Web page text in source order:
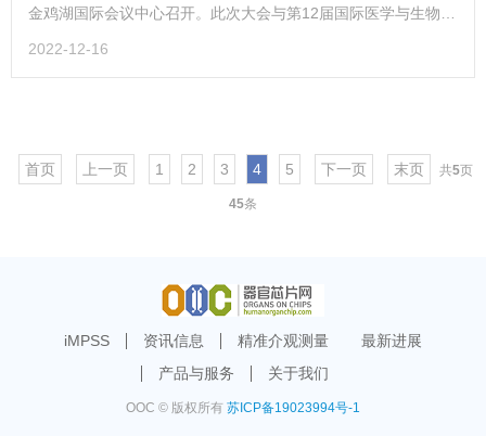
金鸡湖国际会议中心召开。此次大会与第12届国际医学与生物工
12th IFMBE Asian Pacific Conferenc...
2022-12-16
首页 上一页 1 2 3 4 5 下一页 末页 共5页
45条
iMPSS 资讯信息 精准介观测量
最新进展
产品与服务
关于我们
OOC © 版权所有 苏ICP备19023994号-1